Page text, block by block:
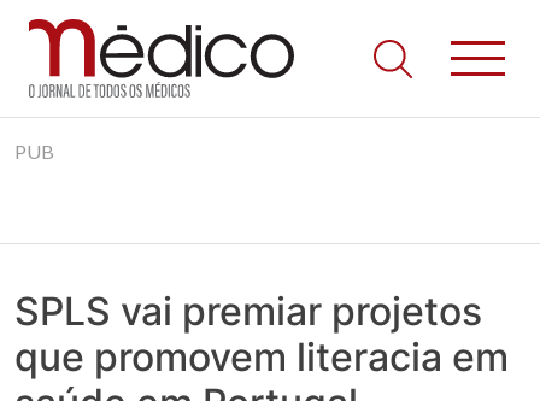
to
Jornal Médico
Médico – O Jornal de Todos os Médicos. Onde as notícias
realmente contam! Tudo o que se passa na Saúde!
PUB
SPLS vai premiar projetos
que promovem literacia em